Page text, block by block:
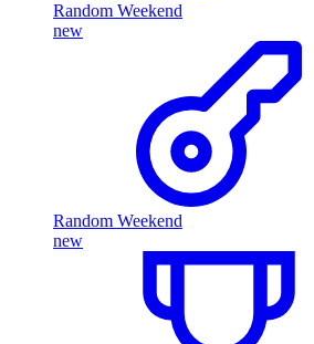
Random Weekend
new
Random Weekend
new